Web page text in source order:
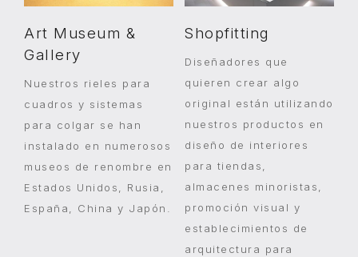
Art Museum &
Gallery
Nuestros rieles para
cuadros y sistemas
para colgar se han
instalado en numerosos
museos de renombre en
Estados Unidos, Rusia,
España, China y Japón.
Shopfitting
Diseñadores que
quieren crear algo
original están utilizando
nuestros productos en
diseño de interiores
para tiendas,
almacenes minoristas,
promoción visual y
establecimientos de
arquitectura para